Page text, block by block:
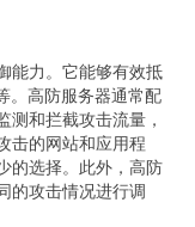
力。它能够有效抵
。高防服务器通常配
和拦截攻击流量，
击的网站和应用程
的选择。此外，高防
的攻击情况进行调